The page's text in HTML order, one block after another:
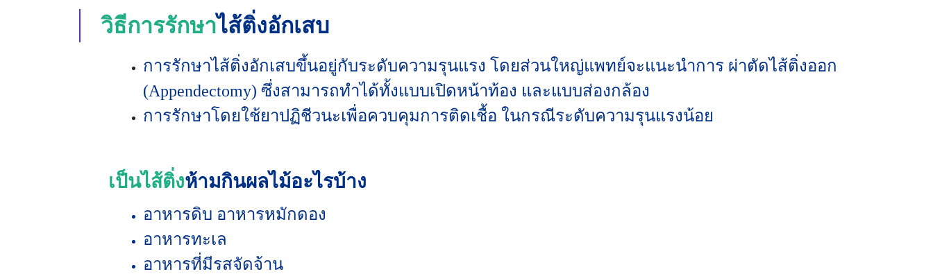
วิธีการรักษาไส้ติ่งอักเสบ
การรักษาไส้ติ่งอักเสบขึ้นอยู่กับระดับความรุนแรง โดยส่วนใหญ่แพทย์จะแนะนำการ ผ่าตัดไส้ติ่งออก
(Appendectomy) ซึ่งสามารถทำได้ทั้งแบบเปิดหน้าท้อง และแบบส่องกล้อง
การรักษาโดยใช้ยาปฏิชีวนะเพื่อควบคุมการติดเชื้อ ในกรณีระดับความรุนแรงน้อย
เป็นไส้ติ่งห้ามกินผลไม้อะไรบ้าง
อาหารดิบ อาหารหมักดอง
อาหารทะเล
อาหารที่มีรสจัดจ้าน